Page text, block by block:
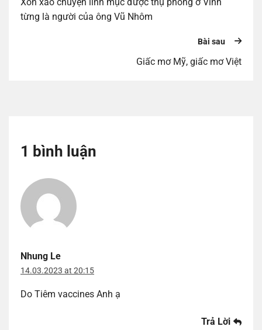
từng là người của ông Vũ Nhôm
Bài sau
Giấc mơ Mỹ, giấc mơ Việt
1 bình luận
Nhung Le
14.03.2023 at 20:15
Do Tiêm vaccines Anh ạ
Trả Lời